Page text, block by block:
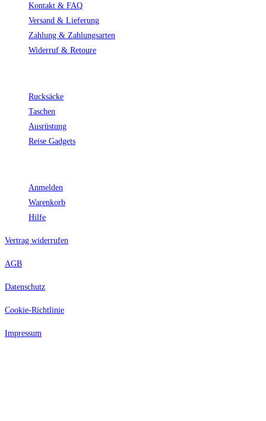
Kontakt & FAQ
Versand & Lieferung
Zahlung & Zahlungsarten
Widerruf & Retoure
Rucksäcke
Taschen
Ausrüstung
Reise Gadgets
Anmelden
Warenkorb
Hilfe
Vertrag widerrufen
AGB
Datenschutz
Cookie-Richtlinie
Impressum